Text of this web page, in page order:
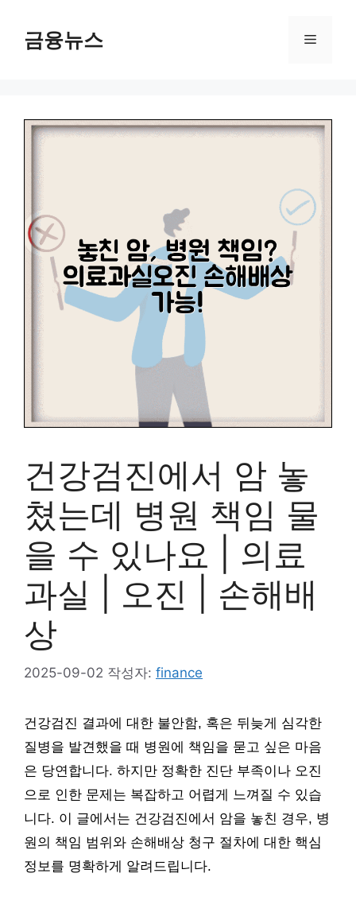
금융뉴스 메
건강검진에서 암 놓
쳤는데 병원 책임 물
을 수 있나요 | 의료
과실 | 오진 | 손해배
상
2025-09-02 작성자: finance
건강검진 결과에 대한 불안함, 혹은 뒤늦게 심각한
질병을 발견했을 때 병원에 책임을 묻고 싶은 마음
은 당연합니다. 하지만 정확한 진단 부족이나 오진
으로 인한 문제는 복잡하고 어렵게 느껴질 수 있습
니다. 이 글에서는 건강검진에서 암을 놓친 경우, 병
원의 책임 범위와 손해배상 청구 절차에 대한 핵심
정보를 명확하게 알려드립니다.